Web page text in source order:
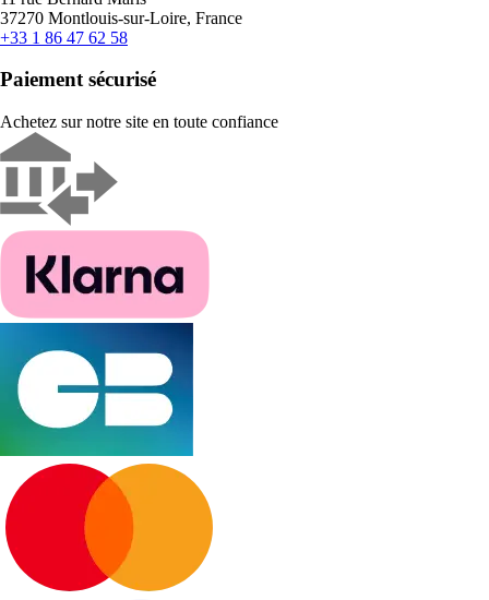
37270 Montlouis-sur-Loire, France
+33 1 86 47 62 58
Paiement sécurisé
Achetez sur notre site en toute confiance